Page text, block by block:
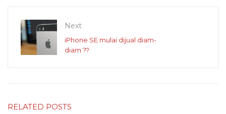
Next
iPhone SE mulai dijual diam-
diam ??
RELATED POSTS